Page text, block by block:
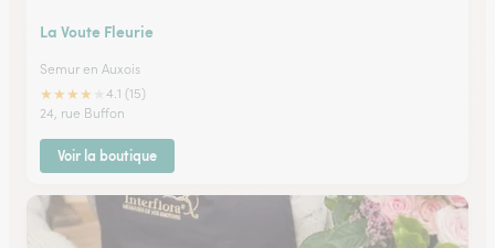
La Voute Fleurie
Semur en Auxois
★★★★
4.1 (15)
24, rue Buffon
Voir la boutique